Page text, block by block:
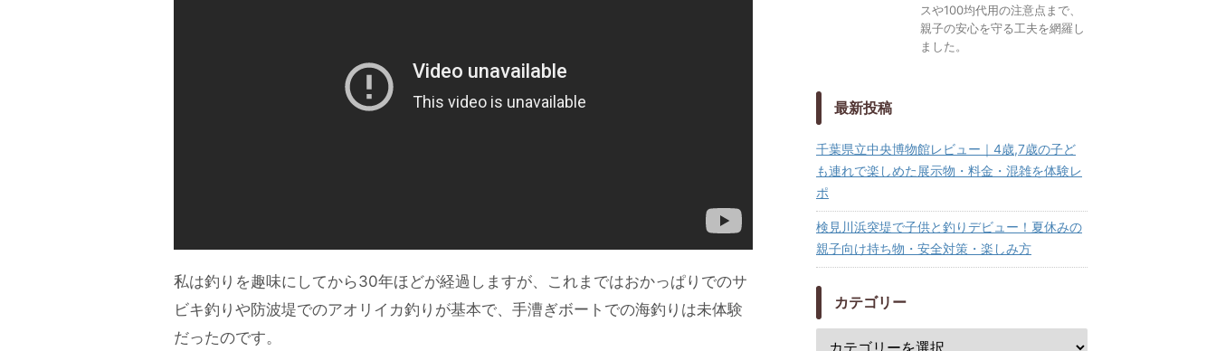
私は釣りを趣味にしてから30年ほどが経過しますが、これまではおかっぱりでのサ
ビキ釣りや防波堤でのアオリイカ釣りが基本で、手漕ぎボートでの海釣りは未体験
だったのです。
スや100均代用の注意点まで、
親子の安心を守る工夫を網羅し
ました。
最新投稿
千葉県立中央博物館レビュー｜4歳,7歳の子ど
も連れで楽しめた展示物・料金・混雑を体験レ
ポ
検見川浜突堤で子供と釣りデビュー！夏休みの
親子向け持ち物・安全対策・楽しみ方
カテゴリー